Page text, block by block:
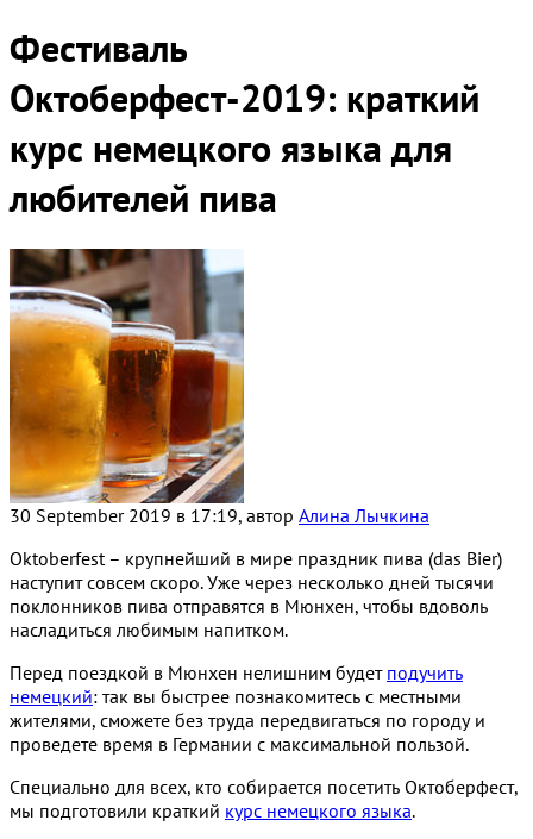
Фестиваль
Октоберфест-2019: краткий
курс немецкого языка для
любителей пива
30 September 2019 в 17:19, автор Алина Лычкина
Oktoberfest – крупнейший в мире праздник пива (das Bier)
наступит совсем скоро. Уже через несколько дней тысячи
поклонников пива отправятся в Мюнхен, чтобы вдоволь
насладиться любимым напитком.
Перед поездкой в Мюнхен нелишним будет подучить
немецкий: так вы быстрее познакомитесь с местными
жителями, сможете без труда передвигаться по городу и
проведете время в Германии с максимальной пользой.
Специально для всех, кто собирается посетить Октоберфест,
мы подготовили краткий курс немецкого языка.